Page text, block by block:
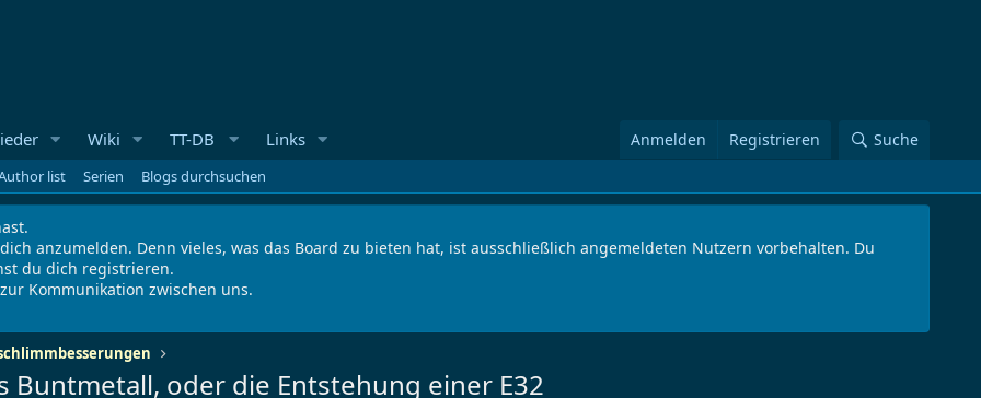
Wiki TT-DB Links Anmelden Registrieren Suche
list Serien Blogs durchsuchen
anzumelden. Denn vieles, was das Board zu bieten hat, ist ausschließlich angemeldeten Nutzern vorbehalten. Du
du dich registrieren.
Kommunikation zwischen uns.
Buntmetall, oder die Entstehung einer E32